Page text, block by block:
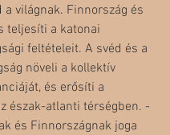
a világnak. Finnország és
teljesíti a katonai
feltételeit. A svéd és a
növeli a kollektív
és erősíti a
észak-atlanti térségben. -
és Finnországnak joga